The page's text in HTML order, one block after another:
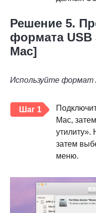
Решение 5.
формата USB
Mac]
Используйте формат
Шаг 1
Mac,
утилиту».
затем
меню.